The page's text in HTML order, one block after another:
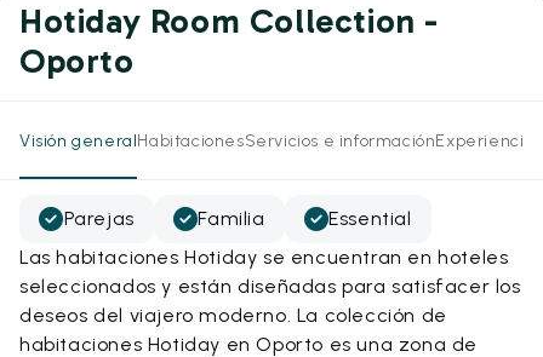
Hotiday Room Collection -
Oporto
Visión generalHabitacionesServicios e informaciónExperiencias
Parejas Familia
Essential
Las habitaciones Hotiday se encuentran en hoteles
seleccionados y están diseñadas para satisfacer los
deseos del viajero moderno. La colección de
habitaciones Hotiday en Oporto es una zona de